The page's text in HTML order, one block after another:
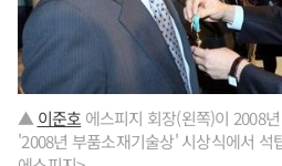
▲이준호 에스피지 회장(왼쪽)이 2008
'2008년 부품소재기술상' 시상식에서 석